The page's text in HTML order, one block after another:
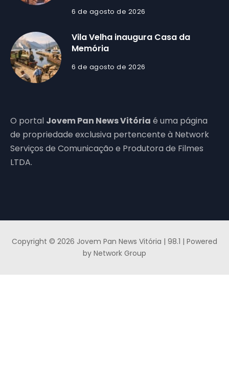
6 de agosto de 2026
Vila Velha inaugura Casa da
Memória
6 de agosto de 2026
O portal Jovem Pan News Vitória é uma página
de propriedade exclusiva pertencente à Network
Serviços de Comunicação e Produtora de Filmes
LTDA.
Copyright © 2026 Jovem Pan News Vitória | 98.1 | Powered
by Network Group